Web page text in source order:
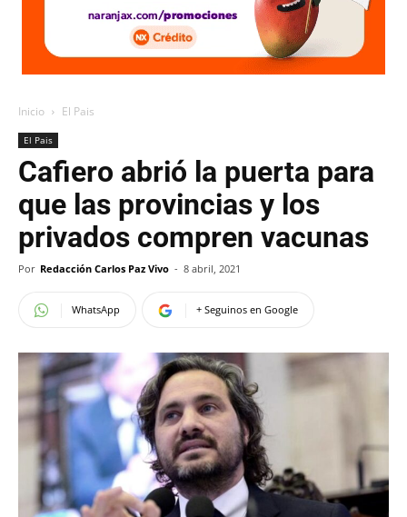
Inicio El Pais
El Pais
Cafiero abrió la puerta para
que las provincias y los
privados compren vacunas
Por Redacción Carlos Paz Vivo - 8 abril, 2021
WhatsApp + Seguinos en Google